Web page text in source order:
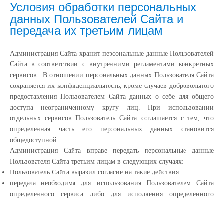
Условия обработки персональных
данных Пользователей Сайта и
передача их третьим лицам
Администрация Сайта хранит персональные данные Пользователей
Сайта в соответствии с внутренними регламентами конкретных
сервисов. В отношении персональных данных Пользователя Сайта
сохраняется их конфиденциальность, кроме случаев добровольного
предоставления Пользователем Сайта данных о себе для общего
доступа неограниченному кругу лиц. При использовании
отдельных сервисов Пользователь Сайта соглашается с тем, что
определенная часть его персональных данных становится
общедоступной.
Администрация Сайта вправе передать персональные данные
Пользователя Сайта третьим лицам в следующих случаях:
Пользователь Сайта выразил согласие на такие действия
передача необходима для использования Пользователем Сайта
определенного сервиса либо для исполнения определенного